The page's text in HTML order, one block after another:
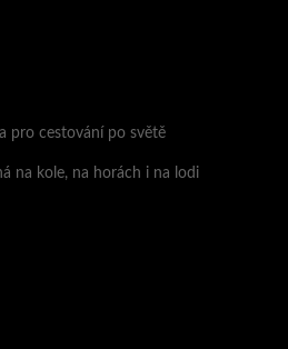
pro cestování po světě
na kole, na horách i na lodi